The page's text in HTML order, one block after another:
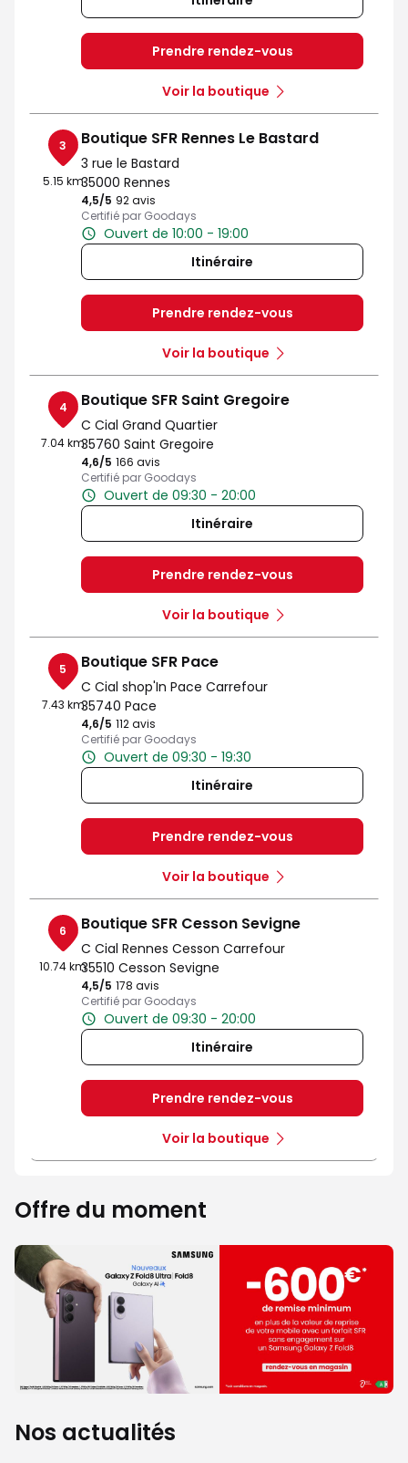
Prendre rendez-vous
Voir la boutique
3
5.15 km
Boutique SFR Rennes Le Bastard
3 rue le Bastard
35000 Rennes
4,5/5 Note de 4.5 sur 5
92 avis
Certifié par Goodays
Ouvert de 10:00 - 19:00
Itinéraire
Prendre rendez-vous
Voir la boutique
4
7.04 km
Boutique SFR Saint Gregoire
C Cial Grand Quartier
35760 Saint Gregoire
4,6/5 Note de 4.6 sur 5
166 avis
Certifié par Goodays
Ouvert de 09:30 - 20:00
Itinéraire
Prendre rendez-vous
Voir la boutique
5
7.43 km
Boutique SFR Pace
C Cial shop'In Pace Carrefour
35740 Pace
4,6/5 Note de 4.6 sur 5
112 avis
Certifié par Goodays
Ouvert de 09:30 - 19:30
Itinéraire
Prendre rendez-vous
Voir la boutique
6
10.74 km
Boutique SFR Cesson Sevigne
C Cial Rennes Cesson Carrefour
35510 Cesson Sevigne
4,5/5 Note de 4.5 sur 5
178 avis
Certifié par Goodays
Ouvert de 09:30 - 20:00
Itinéraire
Prendre rendez-vous
Voir la boutique
Offre du moment
Nos actualités